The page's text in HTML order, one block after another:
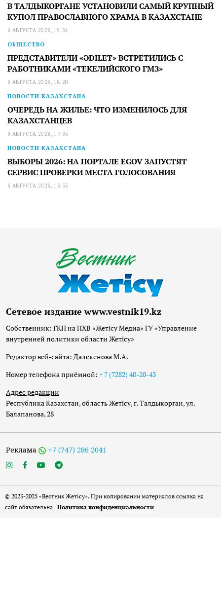
В ТАЛДЫКОРГАНЕ УСТАНОВИЛИ САМЫЙ КРУПНЫЙ
КУПОЛ ПРАВОСЛАВНОГО ХРАМА В КАЗАХСТАНЕ
6 АВГУСТА 2026, 19:54
ОБЩЕСТВО
ПРЕДСТАВИТЕЛИ «ӘDILET» ВСТРЕТИЛИСЬ С
РАБОТНИКАМИ «ТЕКЕЛИЙСКОГО ГМЗ»
6 АВГУСТА 2026, 18:20
НОВОСТИ КАЗАХСТАНА
ОЧЕРЕДЬ НА ЖИЛЬЕ: ЧТО ИЗМЕНИЛОСЬ ДЛЯ
КАЗАХСТАНЦЕВ
6 АВГУСТА 2026, 17:36
НОВОСТИ КАЗАХСТАНА
ВЫБОРЫ 2026: НА ПОРТАЛЕ EGOV ЗАПУСТЯТ
СЕРВИС ПРОВЕРКИ МЕСТА ГОЛОСОВАНИЯ
6 АВГУСТА 2026, 16:55
Сетевое издание www.vestnik19.kz
Собственник: ГКП на ПХВ «Жетісу Медиа» ГУ «Управление
внутренней политики области Жетісу»
Редактор веб-сайта: Далекенова М.А.
Номер телефона приёмной: + 7 (7282) 40-20-43
Адрес редакции
Республика Казахстан, область Жетісу, г. Талдыкорган, ул.
Балапанова, 28
Реклама +7 (747) 286 2041
© 2023-2025 «Вестник Жетісу». При копировании материалов ссылка на
сайт обязательна | Политика конфиденциальности